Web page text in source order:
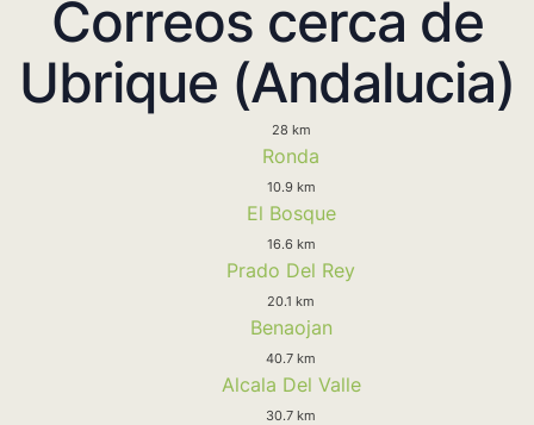
Correos cerca de
Ubrique (Andalucia)
28 km
Ronda
10.9 km
El Bosque
16.6 km
Prado Del Rey
20.1 km
Benaojan
40.7 km
Alcala Del Valle
30.7 km